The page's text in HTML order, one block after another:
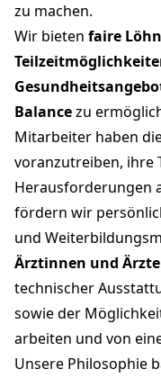
zu machen.
Wir bieten faire
Balancezu
Mitarbeiter haben
voranzutreiben, ihre
Herausforderungen
fördern wir
und
Ärztinnen und Ärzte
technischer
sowie der
arbeiten und von
Unsere Philosophie